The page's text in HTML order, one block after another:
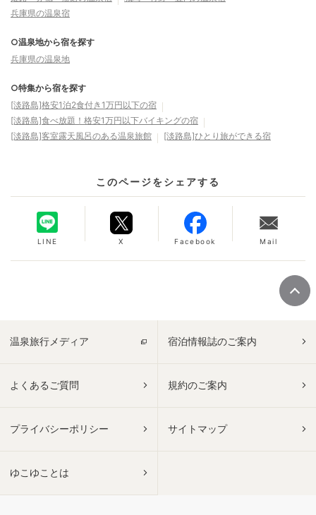
兵庫県の温泉宿
○温泉地から宿を探す
兵庫県の温泉地
○特集から宿を探す
[淡路島]格安1泊2食付き1万円以下の宿
[淡路島]食べ放題！格安1万円以下バイキングの宿
[淡路島]客室露天風呂のある温泉旅館
[淡路島]ひとり旅ができる宿
このページをシェアする
LINE X Facebook Mail
温泉旅行メディア 宿泊情報誌のご案内
よくあるご質問 規約のご案内
プライバシーポリシー サイトマップ
ゆこゆことは